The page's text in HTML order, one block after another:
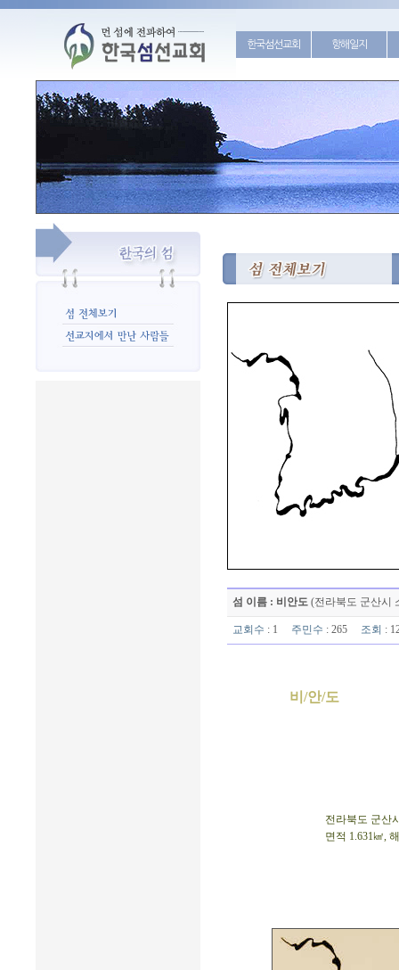
한국섬선교회 항해일지
섬 이름 : 비안도 (전라북도 군산시
교회수 : 1 주민수 : 265 조회 :
비/안/도
전라북도 군산
면적 1.631㎢,